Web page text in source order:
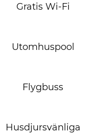
Gratis Wi-Fi
Utomhuspool
Flygbuss
Husdjursvänliga